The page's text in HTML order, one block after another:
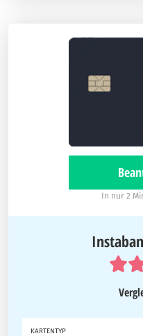
In nur 2
KARTENTYP